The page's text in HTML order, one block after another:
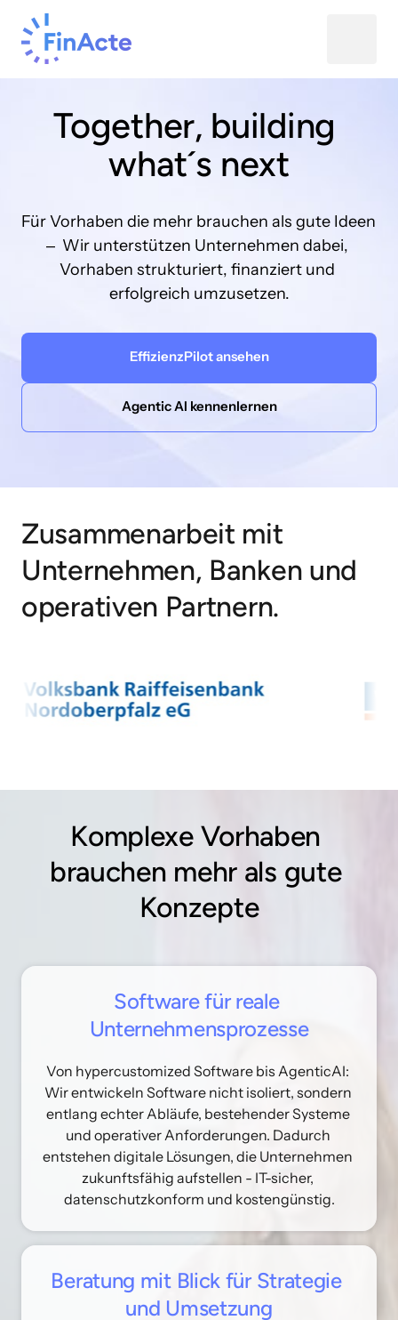
Together,
what´s next
Für Vorhaben die mehr brauchen als gute
‒ Wir unterstützen Unternehmen
Vorhaben strukturiert, finanziert
erfolgreich umzusetzen.
EffizienzPilot ansehen
Agentic AI kennenlernen
Zusammenarbeit mit
Unternehmen, Banken und
operativen Partnern.
Komplexe
brauchen mehr als
gute
Konzepte
Software für
reale
Unternehmensprozesse
Von hypercustomized Software bis AgenticAI:
Wir entwickeln Software nicht isoliert, sondern
entlang echter Abläufe, bestehender Systeme
und operativer Anforderungen. Dadurch
entstehen digitale Lösungen, die Unternehmen
zukunftsfähig aufstellen - IT-sicher,
datenschutzkonform und kostengünstig.
Beratung mit Blick für
Strategie
und Umsetzung